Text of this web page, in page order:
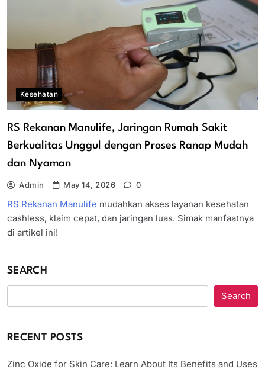
Kesehatan
RS Rekanan Manulife, Jaringan Rumah Sakit
Berkualitas Unggul dengan Proses Ranap Mudah
dan Nyaman
Admin May 14, 2026 0
RS Rekanan Manulife mudahkan akses layanan kesehatan
cashless, klaim cepat, dan jaringan luas. Simak manfaatnya
di artikel ini!
SEARCH
Search
RECENT POSTS
Zinc Oxide for Skin Care: Learn About Its Benefits and Uses